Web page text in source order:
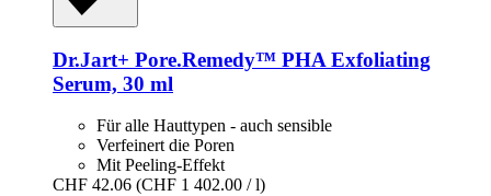
Dr.Jart+ Pore.Remedy™ PHA Exfoliating
Serum, 30 ml
Für alle Hauttypen - auch sensible
Verfeinert die Poren
Mit Peeling-Effekt
CHF 42.06 (CHF 1 402.00 / l)